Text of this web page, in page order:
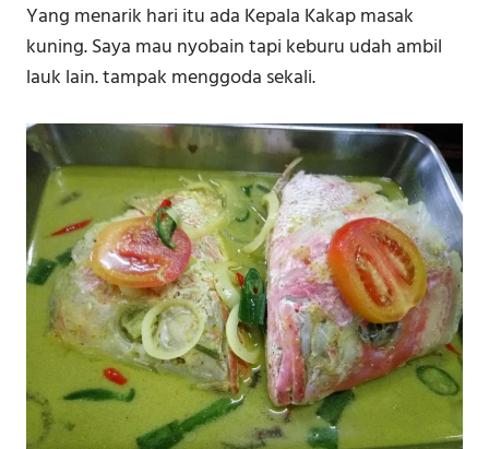
Yang menarik hari itu ada Kepala Kakap masak
kuning. Saya mau nyobain tapi keburu udah ambil
lauk lain. tampak menggoda sekali.